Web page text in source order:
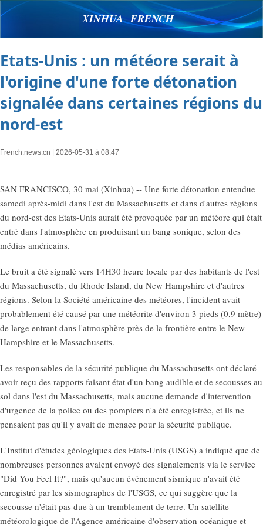
XINHUA FRENCH
Etats-Unis : un météore serait à
l'origine d'une forte détonation
signalée dans certaines régions du
nord-est
French.news.cn | 2026-05-31 à 08:47
SAN FRANCISCO, 30 mai (Xinhua) -- Une forte détonation entendue
samedi après-midi dans l'est du Massachusetts et dans d'autres régions
du nord-est des Etats-Unis aurait été provoquée par un météore qui était
entré dans l'atmosphère en produisant un bang sonique, selon des
médias américains.
Le bruit a été signalé vers 14H30 heure locale par des habitants de l'est
du Massachusetts, du Rhode Island, du New Hampshire et d'autres
régions. Selon la Société américaine des météores, l'incident avait
probablement été causé par une météorite d'environ 3 pieds (0,9 mètre)
de large entrant dans l'atmosphère près de la frontière entre le New
Hampshire et le Massachusetts.
Les responsables de la sécurité publique du Massachusetts ont déclaré
avoir reçu des rapports faisant état d'un bang audible et de secousses au
sol dans l'est du Massachusetts, mais aucune demande d'intervention
d'urgence de la police ou des pompiers n'a été enregistrée, et ils ne
pensaient pas qu'il y avait de menace pour la sécurité publique.
L'Institut d'études géologiques des Etats-Unis (USGS) a indiqué que de
nombreuses personnes avaient envoyé des signalements via le service
"Did You Feel It?", mais qu'aucun événement sismique n'avait été
enregistré par les sismographes de l'USGS, ce qui suggère que la
secousse n'était pas due à un tremblement de terre. Un satellite
météorologique de l'Agence américaine d'observation océanique et